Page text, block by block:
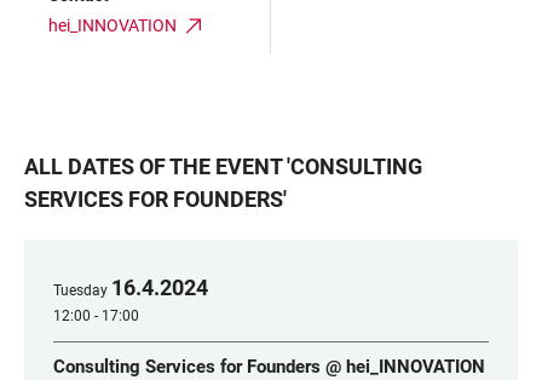
hei_INNOVATION
ALL DATES OF THE EVENT'CONSULTING
SERVICES FOR FOUNDERS'
Tuesday 16.4.2024
12:00 - 17:00
Consulting Services for Founders @ hei_INNOVATION